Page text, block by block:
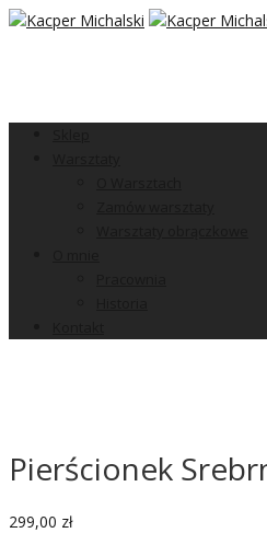
Pierścionek
299,00 zł